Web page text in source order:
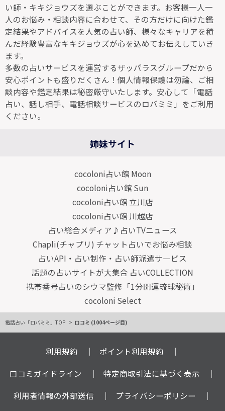
い師・キキジョウズを選ぶことができます。お客様一人一
人のお悩み・相談内容に合わせて、その方だけに向けた鑑
定結果やアドバイスを人気の占い師、様々なキャリアを積
んだ経験豊富なキキジョウズが心を込めてお伝えしていき
ます。
多数の占いサービスを運営するザッパラスグループだから
安心ポイントも盛りだくさん！個人情報保護は勿論、ご相
談内容や鑑定結果は秘密厳守いたします。安心して「電話
占い、話し相手、電話相談サービスのロバミミ」をご利用
ください。
姉妹サイト
cocoloni占い館 Moon
cocoloni占い館 Sun
cocoloni占い館 立川店
cocoloni占い館 川越店
占い総合メディア♪占いTVニュース
Chapli(チャプリ) チャット占いでお悩み相談
占いAPI・占い制作・占い師派遣サ―ビス
話題の占いサイトが大集合 占いCOLLECTION
携帯番号占いのシウマ監修「1分開運琉球秘術」
cocoloni Select
電話占い「ロバミミ」TOP 口コミ (1004ページ目)
利用規約
ポイント利用規約
口コミガイドライン
特定商取引法に基づく表示
利用者情報の外部送信
プライバシーポリシー